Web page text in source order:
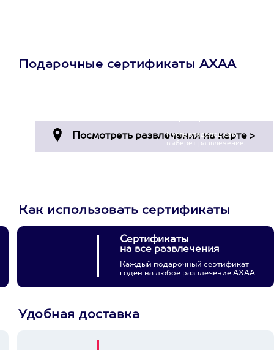
Подарочные сертификаты АХАА
Пусть владелец сам
выберет развлечение.
Как использовать сертификаты
Сертификаты
на все развлечения
Каждый подарочный сертификат
годен на любое развлечение АХАА
Удобная доставка